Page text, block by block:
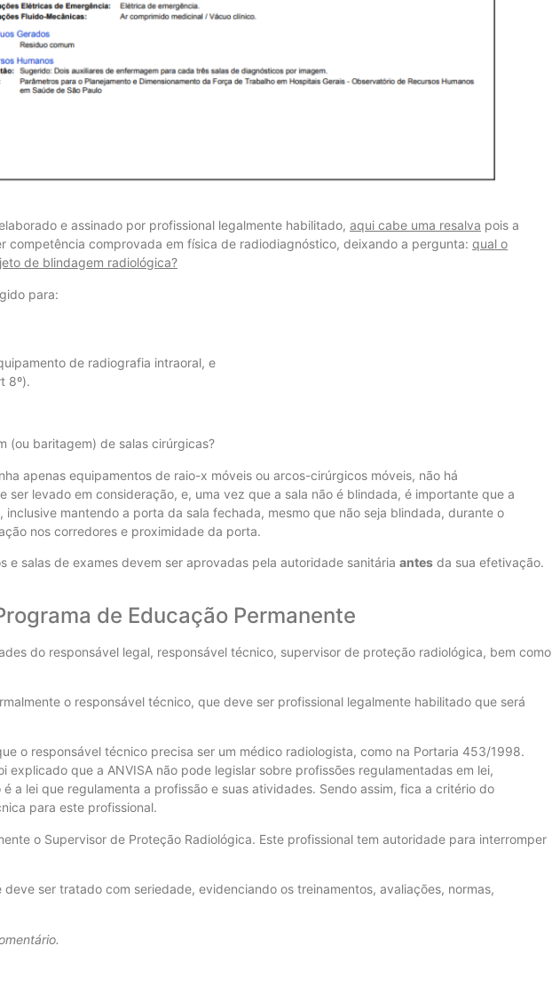
e assinado por profissional legalmente habilitado, aqui cabe uma resalva pois a
competência comprovada em física de radiodiagnóstico, deixando a pergunta: qual o
de blindagem radiológica?
para:
de radiografia intraoral, e
8º).
(ou baritagem) de salas cirúrgicas?
apenas equipamentos de raio-x móveis ou arcos-cirúrgicos móveis, não há
ser levado em consideração, e, uma vez que a sala não é blindada, é importante que a
inclusive mantendo a porta da sala fechada, mesmo que não seja blindada, durante o
nos corredores e proximidade da porta.
salas de exames devem ser aprovadas pela autoridade sanitária antes da sua efetivação.
de Educação Permanente
do responsável legal, responsável técnico, supervisor de proteção radiológica, bem como
o responsável técnico, que deve ser profissional legalmente habilitado que será
o responsável técnico precisa ser um médico radiologista, como na Portaria 453/1998.
que a ANVISA não pode legislar sobre profissões regulamentadas em lei,
a lei que regulamenta a profissão e suas atividades. Sendo assim, fica a critério do
para este profissional.
o Supervisor de Proteção Radiológica. Este profissional tem autoridade para interromper
ser tratado com seriedade, evidenciando os treinamentos, avaliações, normas,